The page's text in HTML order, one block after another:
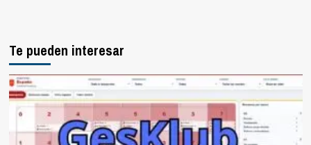
Te pueden interesar